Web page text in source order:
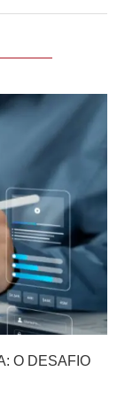
O DESAFIO